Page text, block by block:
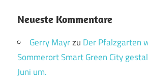
Neueste Kommentare
Gerry Mayrzu Der Pfalzgarten
Sommerort Smart Green City
Juni um.